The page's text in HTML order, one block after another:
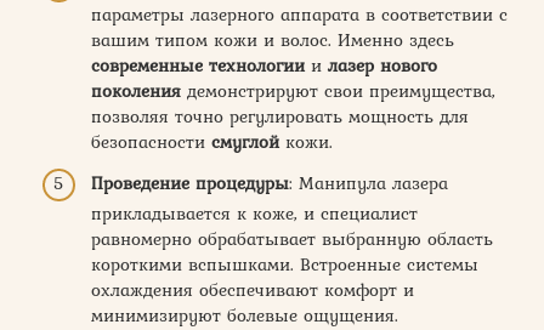
параметры лазерного аппарата в соответствии с
вашим типом кожи и волос. Именно здесь
современные технологиии лазер нового
поколения демонстрируют свои преимущества,
позволяя точно регулировать мощность для
безопасности смуглойкожи.
Проведение процедуры: Манипула лазера
прикладывается к коже, и специалист
равномерно обрабатывает выбранную область
короткими вспышками. Встроенные системы
охлаждения обеспечивают комфорт и
минимизируют болевые ощущения.